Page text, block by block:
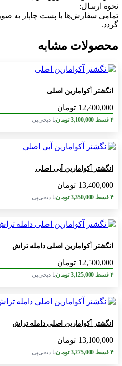
نحوه ارسال:
تمامی سفارش‌ها با پست چاپار به
گردد.
محصولات مشابه
انگشتر آکوامارین اصلی
12,400,000 تومان
۴ قسط 3,100,000 تومانبا دیجی‌پی
انگشتر آکوامارین آبی اصلی
13,400,000 تومان
۴ قسط 3,350,000 تومانبا دیجی‌پی
انگشتر آکوامارین اصلی دامله تراش
12,500,000 تومان
۴ قسط 3,125,000 تومانبا دیجی‌پی
انگشتر آکوامارین اصلی دامله تراش
13,100,000 تومان
۴ قسط 3,275,000 تومانبا دیجی‌پی